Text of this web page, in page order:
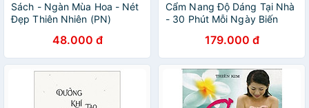
Sách - Ngàn Mùa Hoa - Nét
Đẹp Thiên Nhiên (PN)
48.000 đ
Cẩm Nang Độ Dáng Tại Nhà
- 30 Phút Mỗi Ngày Biến
179.000 đ